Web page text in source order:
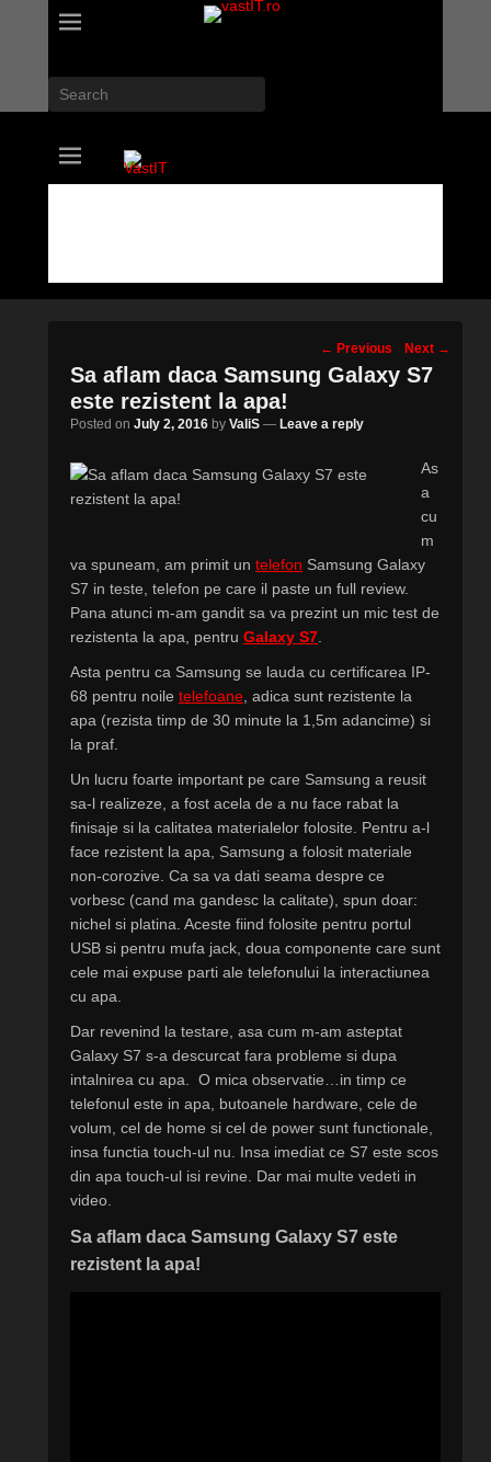
Search
vastIT.ro
Blog de Tehnologie
Post
navigation
← Previous Next →
Sa aflam daca Samsung Galaxy S7
este rezistent la apa!
Posted on July 2, 2016 by ValiS — Leave a reply
As
a
cu
m
va spuneam, am primit un telefon Samsung Galaxy
S7 in teste, telefon pe care il paste un full review.
Pana atunci m-am gandit sa va prezint un mic test de
rezistenta la apa, pentru Galaxy S7
Asta pentru ca Samsung se lauda cu certificarea IP-
68 pentru noile telefoane , adica sunt rezistente la
apa (rezista timp de 30 minute la 1,5m adancime) si
la praf.
Un lucru foarte important pe care Samsung a reusit
sa-l realizeze, a fost acela de a nu face rabat la
finisaje si la calitatea materialelor folosite. Pentru a-l
face rezistent la apa, Samsung a folosit materiale
non-corozive. Ca sa va dati seama despre ce
vorbesc (cand ma gandesc la calitate), spun doar:
nichel si platina. Aceste fiind folosite pentru portul
USB si pentru mufa jack, doua componente care sunt
cele mai expuse parti ale telefonului la interactiunea
cu apa.
Dar revenind la testare, asa cum m-am asteptat
Galaxy S7 s-a descurcat fara probleme si dupa
intalnirea cu apa. O mica observatie…in timp ce
telefonul este in apa, butoanele hardware, cele de
volum, cel de home si cel de power sunt functionale,
insa functia touch-ul nu. Insa imediat ce S7 este scos
din apa touch-ul isi revine. Dar mai multe vedeti in
video.
Sa aflam daca Samsung Galaxy S7 este
rezistent la apa!